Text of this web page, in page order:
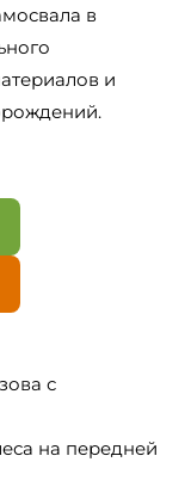
в
и
с
на передней